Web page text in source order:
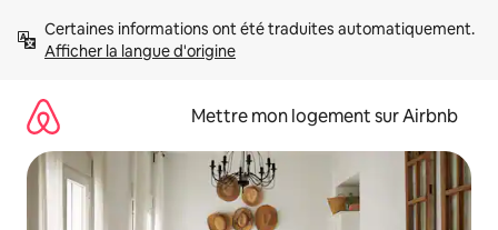
directement
Afficher la langue d'origine
Mettre mon logement sur Airbnb